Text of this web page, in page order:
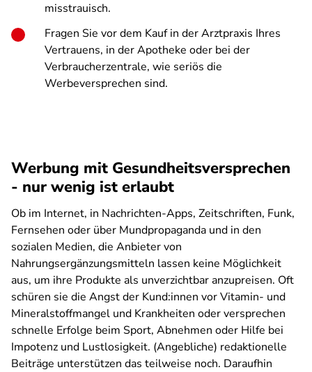
misstrauisch.
Fragen Sie vor dem Kauf in der Arztpraxis Ihres
Vertrauens, in der Apotheke oder bei der
Verbraucherzentrale, wie seriös die
Werbeversprechen sind.
Werbung mit Gesundheitsversprechen
- nur wenig ist erlaubt
Ob im Internet, in Nachrichten-Apps, Zeitschriften, Funk,
Fernsehen oder über Mundpropaganda und in den
sozialen Medien, die Anbieter von
Nahrungsergänzungsmitteln lassen keine Möglichkeit
aus, um ihre Produkte als unverzichtbar anzupreisen. Oft
schüren sie die Angst der Kund:innen vor Vitamin- und
Mineralstoffmangel und Krankheiten oder versprechen
schnelle Erfolge beim Sport, Abnehmen oder Hilfe bei
Impotenz und Lustlosigkeit. (Angebliche) redaktionelle
Beiträge unterstützen das teilweise noch. Daraufhin